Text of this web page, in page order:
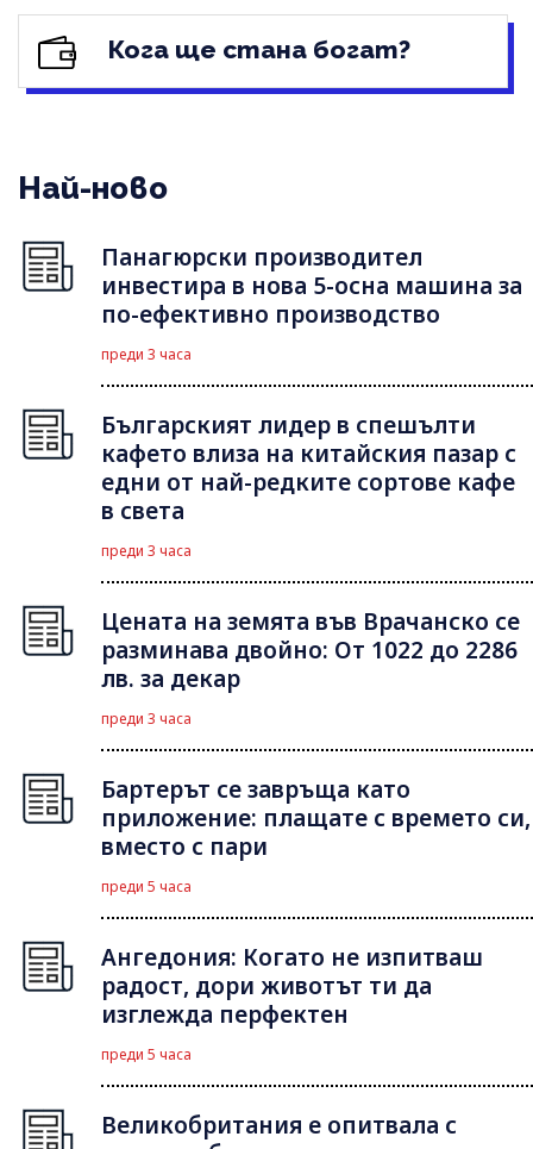
Кога ще стана богат?
Най-ново
Панагюрски производител
инвестира в нова 5-осна машина за
по-ефективно производство
преди 3 часа
Българският лидер в спешълти
кафето влиза на китайския пазар с
едни от най-редките сортове кафе
в света
преди 3 часа
Цената на земята във Врачанско се
разминава двойно: От 1022 до 2286
лв. за декар
преди 3 часа
Бартерът се завръща като
приложение: плащате с времето си,
вместо с пари
преди 5 часа
Ангедония: Когато не изпитваш
радост, дори животът ти да
изглежда перфектен
преди 5 часа
Великобритания е опитвала с